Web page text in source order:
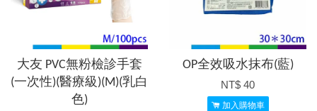
大友 PVC無粉檢診手套
(一次性)(醫療級)(M)(乳白
色)
OP全效吸水抹布(藍)
NT$ 40
加入購物車